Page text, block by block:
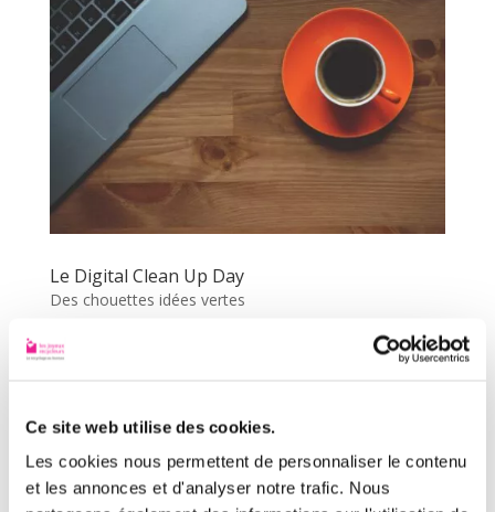
Ce site web utilise des cookies.
Les cookies nous permettent de personnaliser le contenu
et les annonces et d'analyser notre trafic. Nous
Le Digital Clean Up Day
Des chouettes idées vertes
1. Le Digital Clean up day c’est quoi ? Le Digital
du numérique. Elle a lieu en mars chaque
année, le 16 mars 2024 pour la prochaine
édition. L’ADEME (Agence De l’Environnement